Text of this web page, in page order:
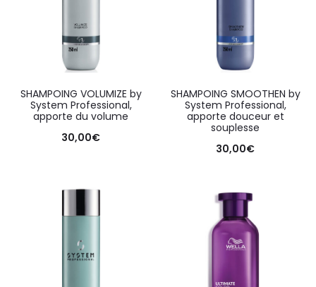
SHAMPOING VOLUMIZE by
System Professional,
apporte du volume
30,00€
SHAMPOING SMOOTHEN by
System Professional,
apporte douceur et
souplesse
30,00€